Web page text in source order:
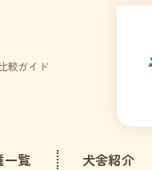
較ガイド
一覧 犬舎紹介